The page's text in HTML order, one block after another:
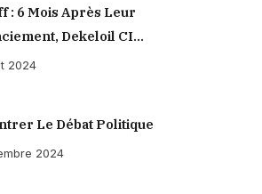
: 6 Mois Après Leur
Dekeloil CI
À Ses Ex-Ouvriers Un
2024
Le Débat Politique
2024